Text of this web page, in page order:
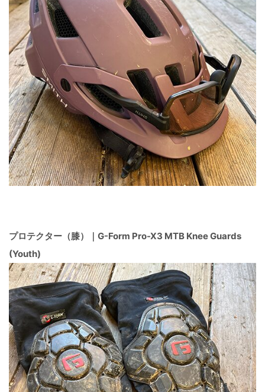
プロテクター（膝）｜G-Form Pro-X3 MTB Knee Guards
(Youth)